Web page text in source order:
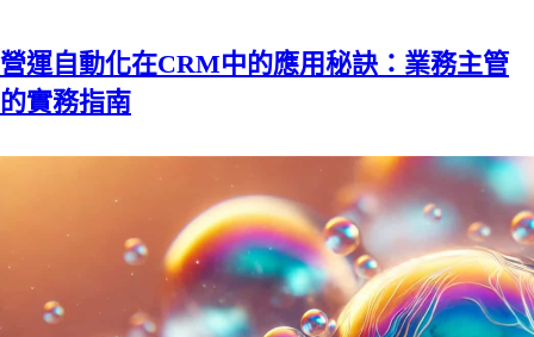
營運自動化在CRM中的應用秘訣：業務主管
的實務指南